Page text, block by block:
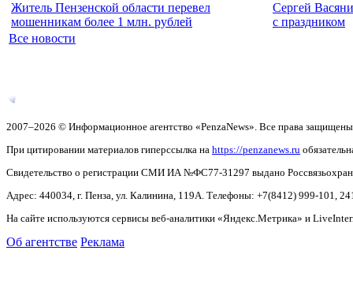
Житель Пензенской области перевел
мошенникам более 1 млн. рублей
Сергей
с праздником
Все новости
2007–2026 © Информационное агентство «PenzaNews». Все права
При цитировании материалов гиперссылка на https://penzanews.ru
Свидетельство о регистрации СМИ ИА №ФС77-31297 выдано
Адрес: 440034, г. Пенза, ул. Калинина, 119А. Телефоны: +7(8412) 999-101,
На сайте используются сервисы веб-аналитики «Яндекс.Метрика» и
Об агентстве Реклама